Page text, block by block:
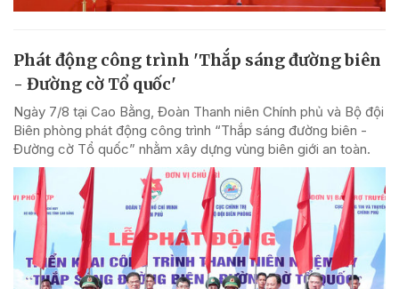
Phát động công trình 'Thắp sáng đường biên
- Đường cờ Tổ quốc'
Ngày 7/8 tại Cao Bằng, Đoàn Thanh niên Chính phủ và Bộ đội
Biên phòng phát động công trình “Thắp sáng đường biên -
Đường cờ Tổ quốc” nhằm xây dựng vùng biên giới an toàn.